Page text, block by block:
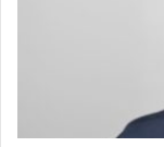
Tacente